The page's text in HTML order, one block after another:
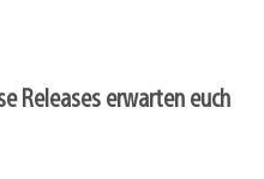
Releases erwarten euch